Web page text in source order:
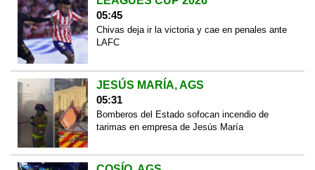
05:45
Chivas deja ir la victoria y cae en penales ante
LAFC
JESÚS MARÍA, AGS
05:31
Bomberos del Estado sofocan incendio de
tarimas en empresa de Jesús María